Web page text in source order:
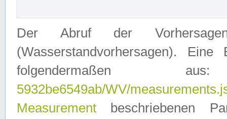
Der Abruf der
(Wasserstandvorhersagen).
folgendermaßen
5932be6549ab/WV/
Measurement beschriebenen